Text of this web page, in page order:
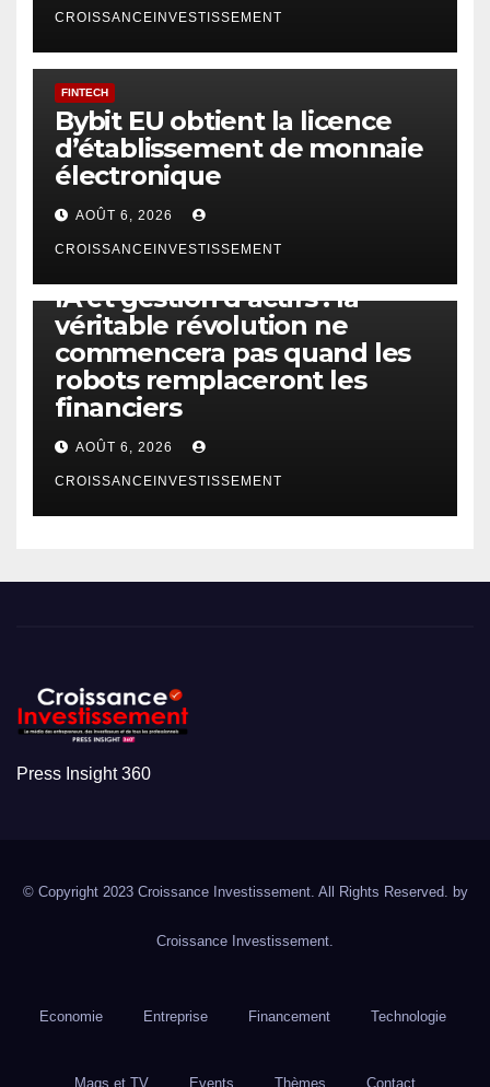
CROISSANCEINVESTISSEMENT
FINTECH
Bybit EU obtient la licence
d’établissement de monnaie
électronique
AOÛT 6, 2026
CROISSANCEINVESTISSEMENT
IA et gestion d’actifs : la
véritable révolution ne
commencera pas quand les
robots remplaceront les
financiers
AOÛT 6, 2026
CROISSANCEINVESTISSEMENT
Press Insight 360
© Copyright 2023 Croissance Investissement. All Rights Reserved. by
Croissance Investissement.
Economie Entreprise Financement Technologie
Mags et TV Events Thèmes Contact